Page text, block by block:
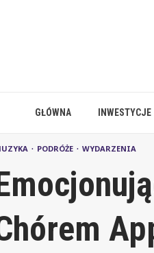
GŁÓWNA INWESTYCJE
PODRÓŻE WYDARZENIA